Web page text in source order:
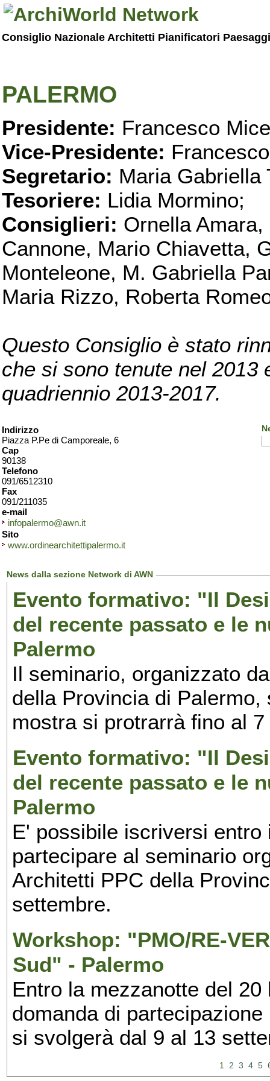
Consiglio Nazionale Architetti Pianificatori
PALERMO
Presidente: Francesco
Vice-Presidente:
Segretario: Maria Gabriella
Tesoriere: Lidia Mormino;
Consiglieri: Ornella
Cannone, Mario Chiavetta,
Monteleone, M. Gabriella
Maria Rizzo, Roberta
Questo Consiglio è stato
che si sono tenute nel 2013
quadriennio 2013-2017.
Indirizzo
Piazza P.Pe di Camporeale, 6
Cap
90138
Telefono
091/6512310
Fax
091/211035
e-mail
infopalermo@awn.it
Sito
www.ordinearchitettipalermo.it
News dalla sezione Network di AWN
Evento formativo: "Il
del recente passato e le
Palermo
Il seminario, organizzato
della Provincia di
mostra si protrarrà fino al
Evento formativo: "Il
del recente passato e le
Palermo
E' possibile iscriversi
partecipare al seminario
Architetti PPC della
settembre.
Workshop: "PMO/RE-
Sud" - Palermo
Entro la mezzanotte del
domanda di
si svolgerà dal 9 al 13
1 2 3 4 5